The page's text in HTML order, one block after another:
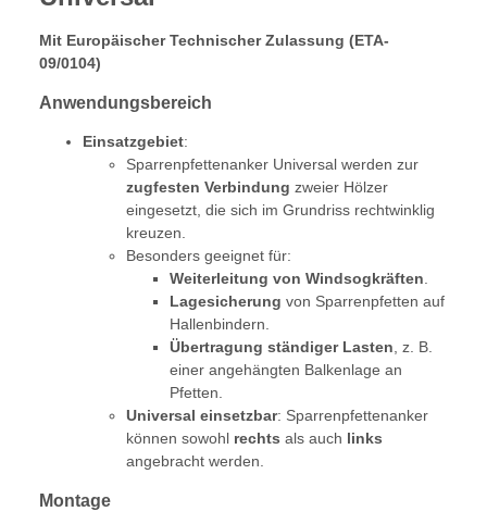
Mit Europäischer Technischer Zulassung (ETA-
09/0104)
Anwendungsbereich
Einsatzgebiet:
Sparrenpfettenanker Universal werden zur
zugfesten Verbindung zweier Hölzer
eingesetzt, die sich im Grundriss rechtwinklig
kreuzen.
Besonders geeignet für:
Weiterleitung von Windsogkräften
Lagesicherung von Sparrenpfetten auf
Hallenbindern.
Übertragung ständiger Lasten , z. B.
einer angehängten Balkenlage an
Pfetten.
Universal einsetzbar: Sparrenpfettenanker
können sowohl rechts als auch links
angebracht werden.
Montage